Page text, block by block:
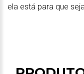
ela está para que